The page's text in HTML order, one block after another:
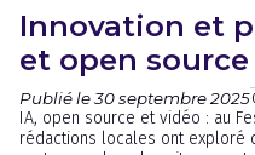
Innovation et
et open source
Publié le 30 septembre 2025
IA, open source et vidéo : au
rédactions locales ont exploré